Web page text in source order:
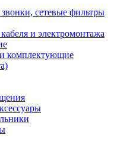
сетевые фильтры
и электромонтажа
комплектующие